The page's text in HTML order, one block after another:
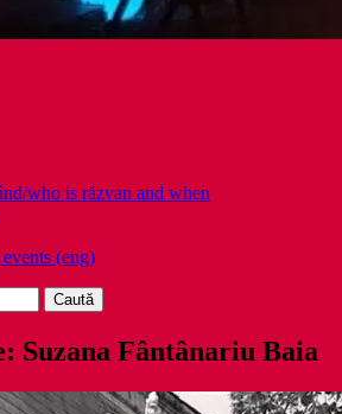
who is răzvan and when
(eng)
Suzana Fântânariu Baia